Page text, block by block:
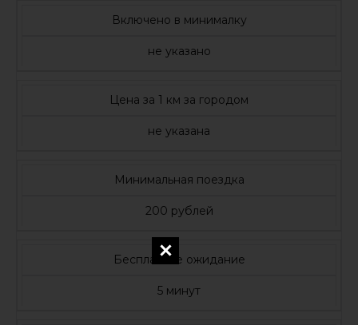
Включено в минималку
не указано
Цена за 1 км за городом
не указана
Минимальная поездка
200 рублей
Бесплатное ожидание
5 минут